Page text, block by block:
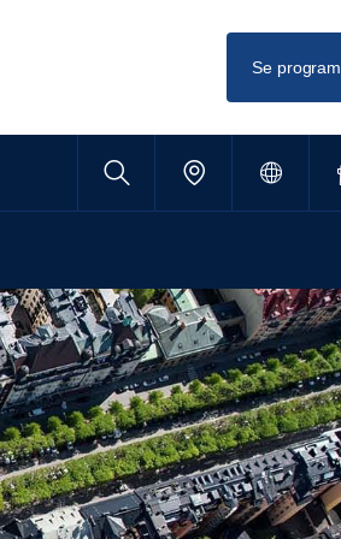
Se program